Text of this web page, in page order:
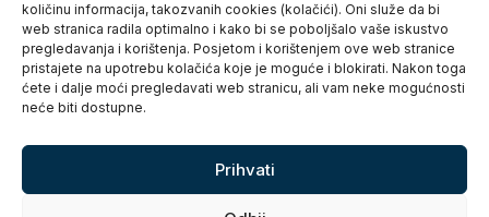
količinu informacija, takozvanih cookies (kolačići). Oni služe da bi
web stranica radila optimalno i kako bi se poboljšalo vaše iskustvo
pregledavanja i korištenja. Posjetom i korištenjem ove web stranice
pristajete na upotrebu kolačića koje je moguće i blokirati. Nakon toga
ćete i dalje moći pregledavati web stranicu, ali vam neke mogućnosti
neće biti dostupne.
Prihvati
Zaštita osobnih podataka
Pristup informacijama
Kolačići
Izjava o pristupačnosti
Turistička zajednica grada Karlovca